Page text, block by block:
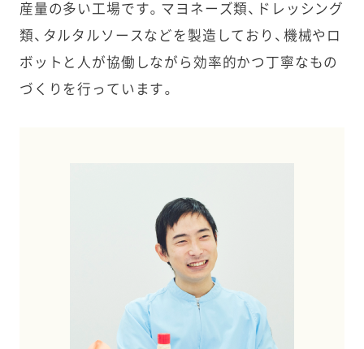
産量の多い工場です。マヨネーズ類、ドレッシング
類、タルタルソースなどを製造しており、機械やロ
ボットと人が協働しながら効率的かつ丁寧なもの
づくりを行っています。